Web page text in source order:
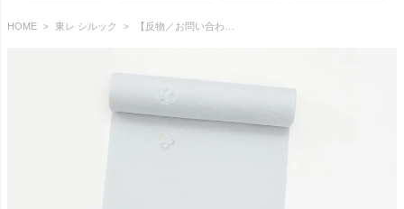
HOME 東レ シルック 【反物／お問い合わせ商品】東レシルック 飛び柄小紋